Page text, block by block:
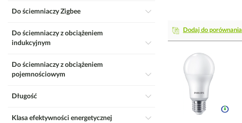
Dodaj do porównania
Do ściemniaczy Zigbee
Do ściemniaczy z obciążeniem
indukcyjnym
Do ściemniaczy z obciążeniem
pojemnościowym
Długość
Klasa efektywności energetycznej